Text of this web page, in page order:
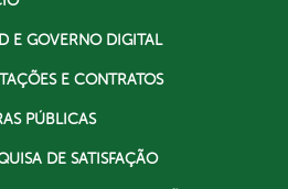
E GOVERNO DIGITAL
E CONTRATOS
PÚBLICAS
DE SATISFAÇÃO